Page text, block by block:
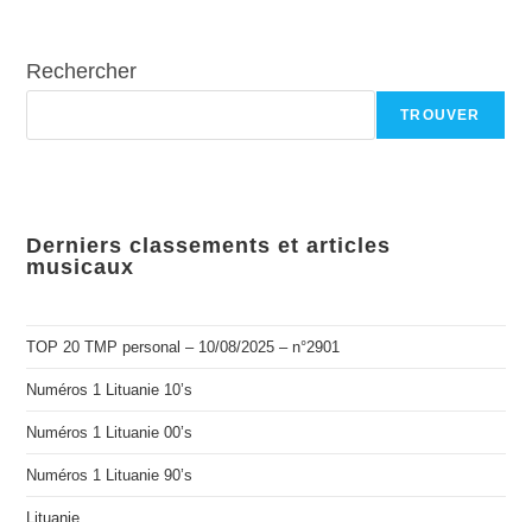
Rechercher
TROUVER
Derniers classements et articles
musicaux
TOP 20 TMP personal – 10/08/2025 – n°2901
Numéros 1 Lituanie 10’s
Numéros 1 Lituanie 00’s
Numéros 1 Lituanie 90’s
Lituanie